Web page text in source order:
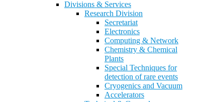
Divisions & Services
Research Division
Secretariat
Electronics
Computing & Network
Chemistry & Chemical
Plants
Special Techniques for
detection of rare events
Cryogenics and Vacuum
Accelerators